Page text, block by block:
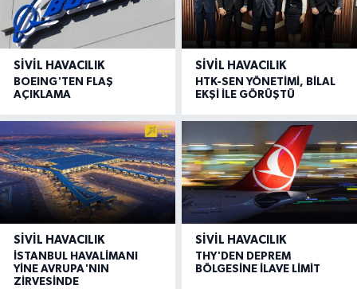
SIVIL HAVACILIK
BOEING'TEN FLAŞ
AÇIKLAMA
SIVIL HAVACILIK
HTK-SEN YÖNETİMİ, BİLAL
EKŞİ İLE GÖRÜŞTÜ
SIVIL HAVACILIK
İSTANBUL HAVALİMANI
YİNE AVRUPA'NIN
ZİRVESİNDE
SIVIL HAVACILIK
THY'DEN DEPREM
BÖLGESİNE İLAVE LİMİT